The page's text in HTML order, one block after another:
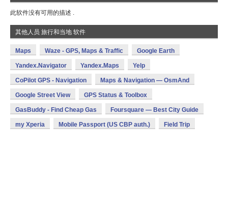
此软件没有可用的描述 .
其他人员 旅行和当地 软件
Maps Waze - GPS, Maps & Traffic Google Earth
Yandex.Navigator Yandex.Maps Yelp
CoPilot GPS - Navigation Maps & Navigation — OsmAnd
Google Street View GPS Status & Toolbox
GasBuddy - Find Cheap Gas Foursquare — Best City Guide
my Xperia Mobile Passport (US CBP auth.) Field Trip